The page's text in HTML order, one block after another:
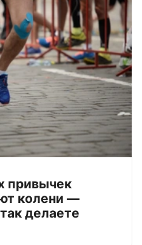
привычек
колени —
делаете